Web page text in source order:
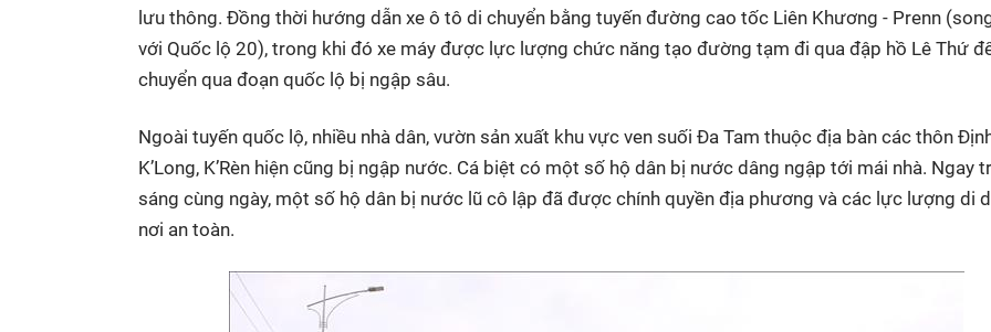
lưu thông. Đồng thời hướng dẫn xe ô tô di chuyển bằng tuyến đường cao tốc Liên Khương - Prenn
với Quốc lộ 20), trong khi đó xe máy được lực lượng chức năng tạo đường tạm đi qua đập hồ Lê Thứ
chuyển qua đoạn quốc lộ bị ngập sâu.
Ngoài tuyến quốc lộ, nhiều nhà dân, vườn sản xuất khu vực ven suối Đa Tam thuộc địa bàn các thôn
K’Long, K’Rèn hiện cũng bị ngập nước. Cá biệt có một số hộ dân bị nước dâng ngập tới mái nhà. Ngay
sáng cùng ngày, một số hộ dân bị nước lũ cô lập đã được chính quyền địa phương và các lực lượng di
nơi an toàn.